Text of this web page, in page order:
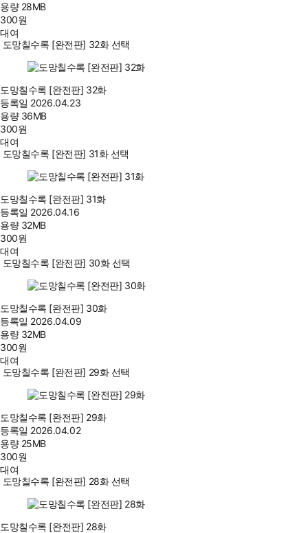
용량 28MB
300원
대여
도망칠수록 [완전판] 32화 선택
도망칠수록 [완전판] 32화
등록일 2026.04.23
용량 36MB
300원
대여
도망칠수록 [완전판] 31화 선택
도망칠수록 [완전판] 31화
등록일 2026.04.16
용량 32MB
300원
대여
도망칠수록 [완전판] 30화 선택
도망칠수록 [완전판] 30화
등록일 2026.04.09
용량 32MB
300원
대여
도망칠수록 [완전판] 29화 선택
도망칠수록 [완전판] 29화
등록일 2026.04.02
용량 25MB
300원
대여
도망칠수록 [완전판] 28화 선택
도망칠수록 [완전판] 28화